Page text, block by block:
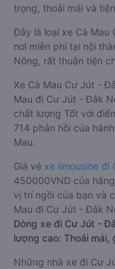
trọng, thoải mái và
Đây là loại xe Cà
nơi miễn phí tại nội
Nông, rất thuận tiện
Xe Cà Mau Cư Jút -
Mau đi Cư Jút - Đắk
chất lượng Tốt với
714 phản hồi của
Mau.
Giá vé xe limousine đi
450000VND của
vị trí ngồi của bạn và
Mau đi Cư Jút - Đắk
Dòng xe đi Cư Jút -
lượng cao: Thoải mái,
Những nhà xe đi Cư